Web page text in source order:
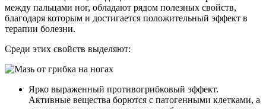
между пальцами ног, обладают рядом полезных свойств,
благодаря которым и достигается положительный эффект в
терапии болезни.
Среди этих свойств выделяют:
Ярко выраженный противогрибковый эффект.
Активные вещества борются с патогенными клетками, а